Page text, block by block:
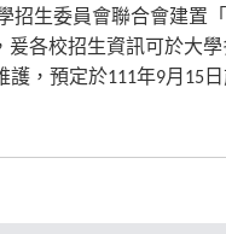
招生委員會聯合會建置
各校招生資訊可於大
護，預定於111年9月 15